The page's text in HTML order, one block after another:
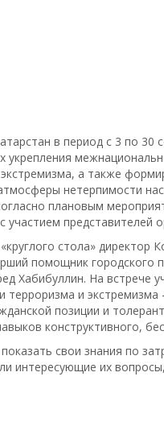
в период с 3 по 30
укрепления
а также
нетерпимости
плановым
участием представителей
стола»
помощник
Хабибуллин. На встрече
терроризма и
позиции и
конструктивного,
свои знания по
интересующие их